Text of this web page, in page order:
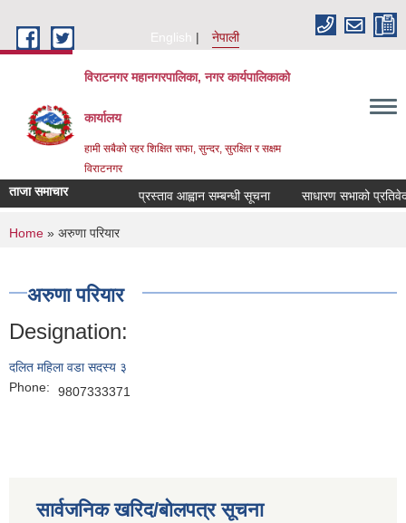
English
नेपाली
विराटनगर महानगरपालिका, नगर कार्यपालिकाको
कार्यालय
हामी सबैको रहर शिक्षित सफा, सुन्दर, सुरक्षित र सक्षम
विराटनगर
ताजा समाचार प्रस्ताव आह्वान सम्बन्धी सूचना साधारण सभाको
You are here
Home » अरुणा परियार
अरुणा परियार
Designation:
दलित महिला वडा सदस्य ३
Phone:
9807333371
सार्वजनिक खरिद/बोलपत्र सूचना